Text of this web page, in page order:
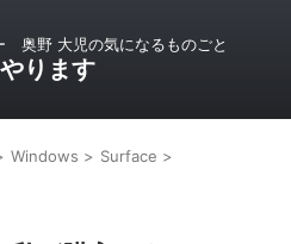
奥野 大児の気になるものごと
ります
Windows > Surface >